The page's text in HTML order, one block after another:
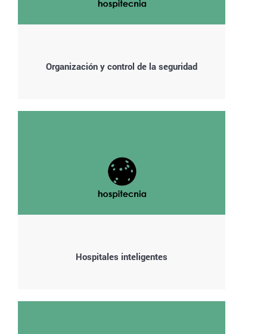
Organización y control de la seguridad
Hospitales inteligentes